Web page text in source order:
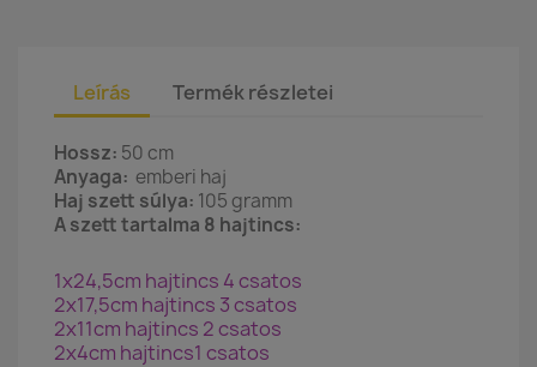
Leírás Termék részletei
Hossz: 50 cm
Anyaga: emberi haj
Haj szett súlya: 105 gramm
A szett tartalma 8 hajtincs:
1x24,5cm hajtincs 4 csatos
2x17,5cm hajtincs 3 csatos
2x11cm hajtincs 2 csatos
2x4cm hajtincs1 csatos